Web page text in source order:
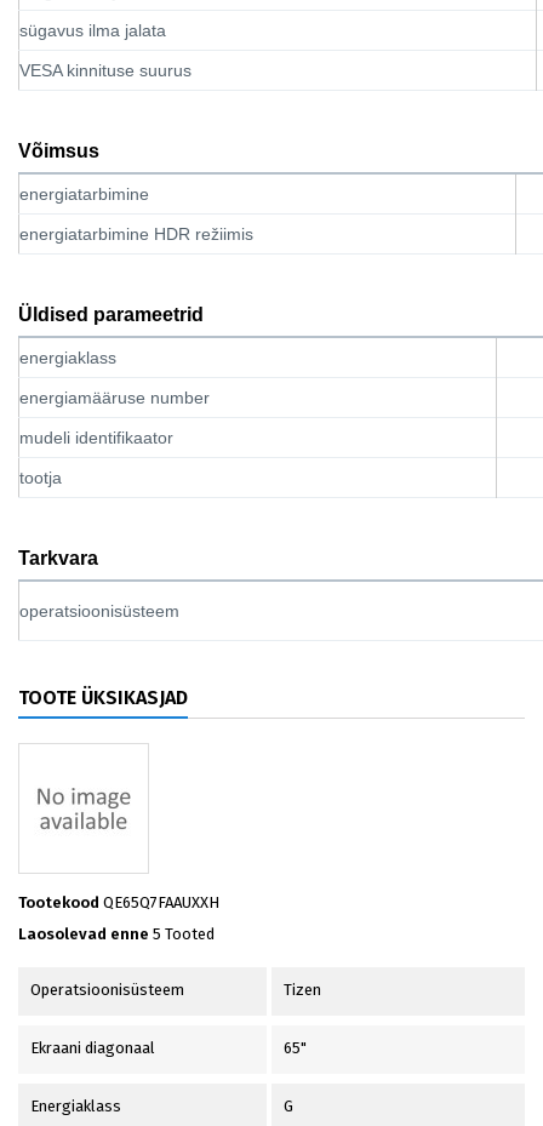
sügavus ilma jalata
VESA kinnituse suurus
Võimsus
energiatarbimine
energiatarbimine HDR režiimis
Üldised parameetrid
energiaklass
energiamääruse number
mudeli identifikaator
tootja
Tarkvara
operatsioonisüsteem
TOOTE ÜKSIKASJAD
Tootekood QE65Q7FAAUXXH
Laosolevad enne 5 Tooted
Operatsioonisüsteem Tizen
Ekraani diagonaal 65"
Energiaklass G